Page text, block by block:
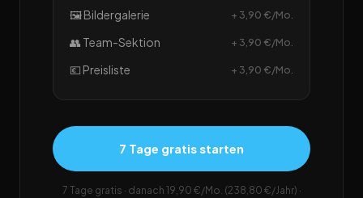
🖼️ Bildergalerie + 3,90 €/Mo.
👥 Team-Sektion + 3,90 €/Mo.
💶 Preisliste + 3,90 €/Mo.
7 Tage gratis starten
7 Tage gratis · danach 19,90 €/Mo. (238,80 €/Jahr) ·